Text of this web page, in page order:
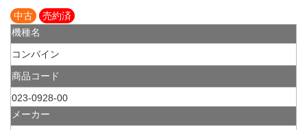
中古
売約済
機種名
コンバイン
商品コード
023-0928-00
メーカー